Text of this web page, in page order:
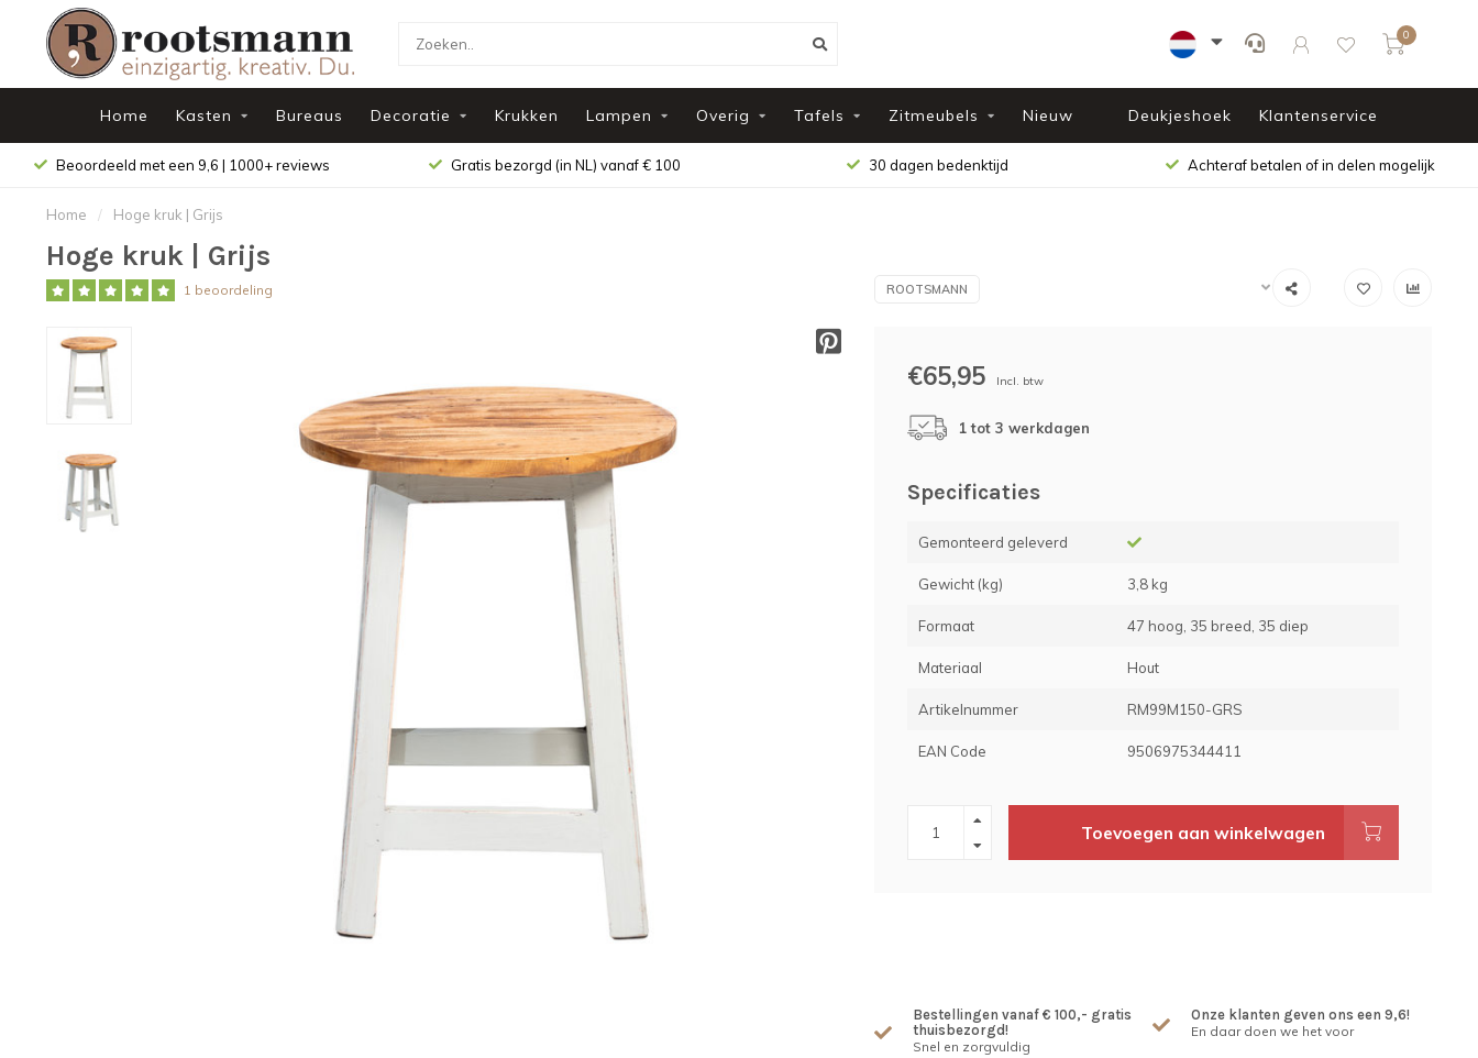
0
Home Kasten Bureaus Decoratie Krukken Lampen Overig Tafels Zitmeubels Nieuw Deukjeshoek Klantenservice
Beoordeeld met een 9,6 | 1000+ reviews Gratis bezorgd (in NL) vanaf € 100 30 dagen bedenktijd Achteraf betalen of in delen mogelijk
Home / Hoge kruk | Grijs
Hoge kruk | Grijs
1 beoordeling ROOTSMANN
€65,95 Incl. btw
1 tot 3 werkdagen
Specificaties
Gemonteerd geleverd
Gewicht (kg) 3,8 kg
Formaat 47 hoog, 35 breed, 35 diep
Materiaal Hout
Artikelnummer RM99M150-GRS
EAN Code 9506975344411
Toevoegen aan winkelwagen
Bestellingen vanaf € 100,- gratis
thuisbezorgd!
Snel en zorgvuldig
Onze klanten geven ons een 9,6!
En daar doen we het voor